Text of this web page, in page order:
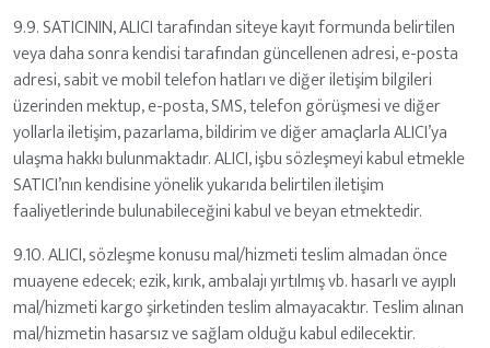
9.9. SATICININ, ALICI tarafından siteye kayıt formunda belirtilen
veya daha sonra kendisi tarafından güncellenen adresi, e-posta
adresi, sabit ve mobil telefon hatları ve diğer iletişim bilgileri
üzerinden mektup, e-posta, SMS, telefon görüşmesi ve diğer
yollarla iletişim, pazarlama, bildirim ve diğer amaçlarla ALICI’ya
ulaşma hakkı bulunmaktadır. ALICI, işbu sözleşmeyi kabul etmekle
SATICI’nın kendisine yönelik yukarıda belirtilen iletişim
faaliyetlerinde bulunabileceğini kabul ve beyan etmektedir.
9.10. ALICI, sözleşme konusu mal/hizmeti teslim almadan önce
muayene edecek; ezik, kırık, ambalajı yırtılmış vb. hasarlı ve ayıplı
mal/hizmeti kargo şirketinden teslim almayacaktır. Teslim alınan
mal/hizmetin hasarsız ve sağlam olduğu kabul edilecektir.